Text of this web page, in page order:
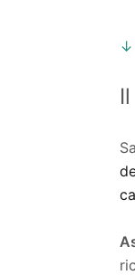
↓